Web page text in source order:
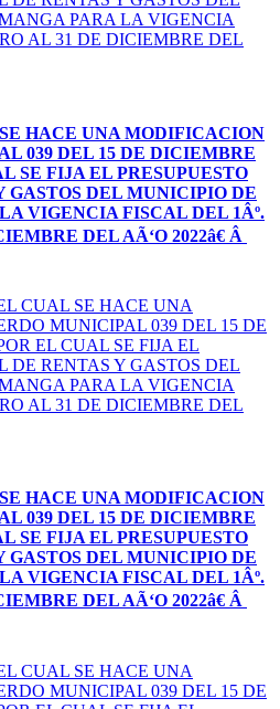
HACE UNA MODIFICACION
039 DEL 15 DE DICIEMBRE
SE FIJA EL PRESUPUESTO
GASTOS DEL MUNICIPIO DE
VIGENCIA FISCAL DEL 1Âº.
DEL AÃ‘O 2022â€ Â
HACE UNA MODIFICACION
039 DEL 15 DE DICIEMBRE
SE FIJA EL PRESUPUESTO
GASTOS DEL MUNICIPIO DE
VIGENCIA FISCAL DEL 1Âº.
DEL AÃ‘O 2022â€ Â